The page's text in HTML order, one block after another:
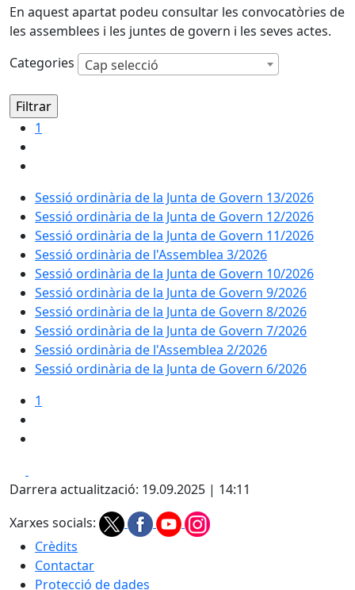
En aquest apartat podeu consultar les convocatòries de
les assemblees i les juntes de govern i les seves actes.
Categories
Cap selecció
1
Sessió ordinària de la Junta de Govern 13/2026
Sessió ordinària de la Junta de Govern 12/2026
Sessió ordinària de la Junta de Govern 11/2026
Sessió ordinària de l'Assemblea 3/2026
Sessió ordinària de la Junta de Govern 10/2026
Sessió ordinària de la Junta de Govern 9/2026
Sessió ordinària de la Junta de Govern 8/2026
Sessió ordinària de la Junta de Govern 7/2026
Sessió ordinària de l'Assemblea 2/2026
Sessió ordinària de la Junta de Govern 6/2026
1
Darrera actualització: 19.09.2025 | 14:11
Xarxes socials:
Crèdits
Contactar
Protecció de dades